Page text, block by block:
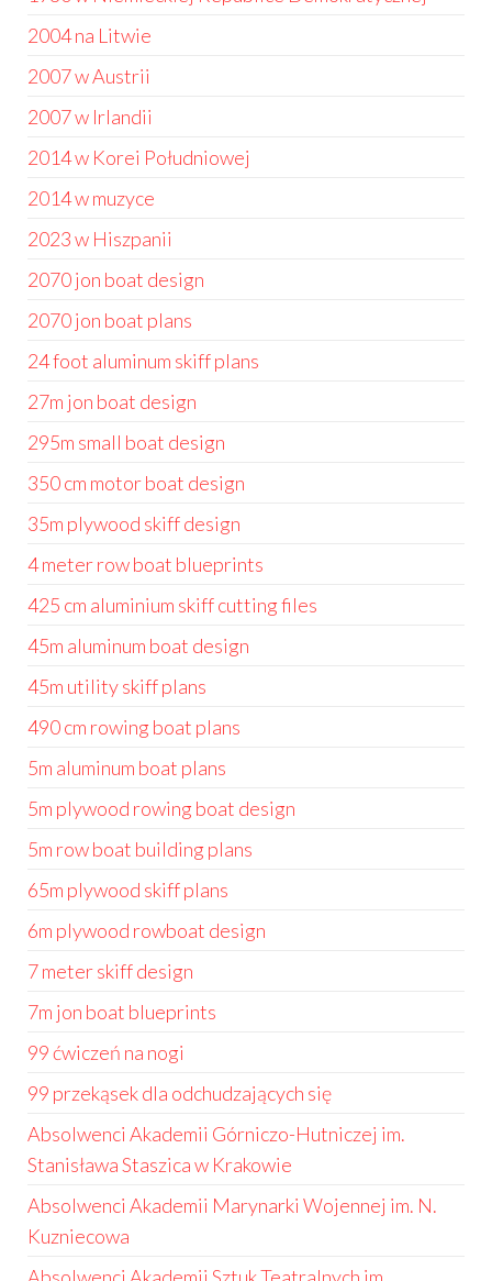
2004 na Litwie
2007 w Austrii
2007 w Irlandii
2014 w Korei Południowej
2014 w muzyce
2023 w Hiszpanii
2070 jon boat design
2070 jon boat plans
24 foot aluminum skiff plans
27m jon boat design
295m small boat design
350 cm motor boat design
35m plywood skiff design
4 meter row boat blueprints
425 cm aluminium skiff cutting files
45m aluminum boat design
45m utility skiff plans
490 cm rowing boat plans
5m aluminum boat plans
5m plywood rowing boat design
5m row boat building plans
65m plywood skiff plans
6m plywood rowboat design
7 meter skiff design
7m jon boat blueprints
99 ćwiczeń na nogi
99 przekąsek dla odchudzających się
Absolwenci Akademii Górniczo-Hutniczej im.
Stanisława Staszica w Krakowie
Absolwenci Akademii Marynarki Wojennej im. N.
Kuzniecowa